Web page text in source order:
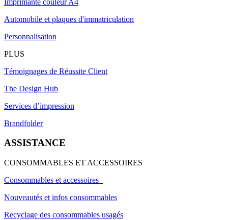
Automobile et plaques d'immatriculation
Personnalisation
PLUS
Témoignages de Réussite Client
The Design Hub
Services d’impression
Brandfolder
ASSISTANCE
CONSOMMABLES ET ACCESSOIRES
Consommables et accessoires
Nouveautés et infos consommables
Recyclage des consommables usagés